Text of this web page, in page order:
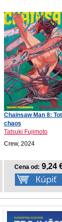
Chainsaw Man 8:
chaos
Tatsuki Fujimoto
Crew, 2024
Cena od: 9,24